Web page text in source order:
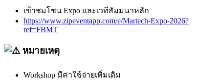
เข้าชมโซน Expo และเวทีสัมมนาหลัก
https://www.zipeventapp.com/e/Martech-Expo-2026?
ref=FBMT
หมายเหตุ
Workshop มีค่าใช้จ่ายเพิ่มเติม